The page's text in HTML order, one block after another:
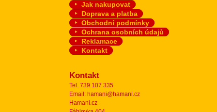
Jak nakupovat
Doprava a platba
Obchodní podmínky
Ochrana osobních údajů
Reklamace
Kontakt
Kontakt
Tel. 739 107 335
Email: hamani@hamani.cz
Hamani.cz